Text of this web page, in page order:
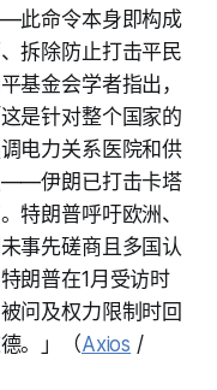
此命令本身即构成
拆除防止打击平民
基金会学者指出，
是针对整个国家的
电力关系医院和供
——伊朗已打击卡塔
特朗普呼吁欧洲、
事先磋商且多国认
朗普在1月受访时
问及权力限制时回
。」（Axios /